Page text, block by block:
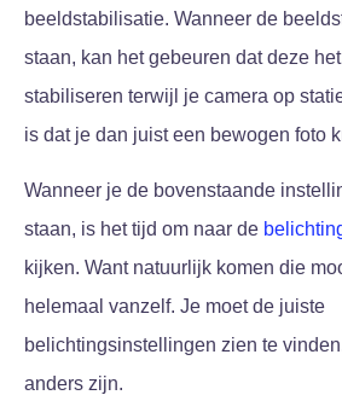
beeldstabilisatie. Wanneer de
staan, kan het gebeuren dat deze
stabiliseren terwijl je camera op
is dat je dan juist een bewogen foto
Wanneer je de bovenstaande
staan, is het tijd om naar de
kijken. Want natuurlijk komen die
helemaal vanzelf. Je moet de juiste
belichtingsinstellingen zien te
anders zijn.